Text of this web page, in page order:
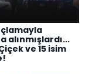
alınmışlardı...
ve 15 isim